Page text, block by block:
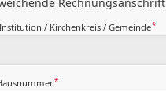
/ Kirchenkreis / Gemeinde*
*